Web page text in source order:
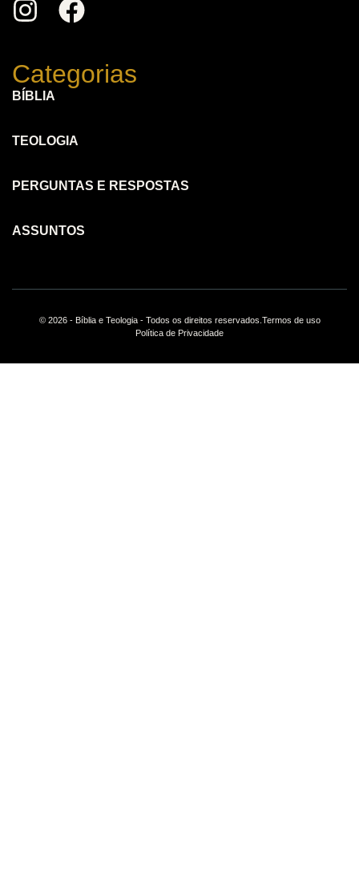
Categorias
BÍBLIA
TEOLOGIA
PERGUNTAS E RESPOSTAS
ASSUNTOS
© 2026 - Bíblia e Teologia - Todos os direitos reservados. Termos de uso
Política de Privacidade